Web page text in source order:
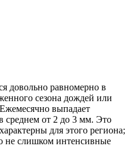
довольно равномерно в
сезона дождей или
выпадает
среднем от 2 до 3 мм. Это
для этого региона;
не слишком интенсивные